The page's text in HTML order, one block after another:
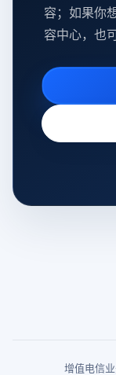
容；如果你
容中心，也
增值电信